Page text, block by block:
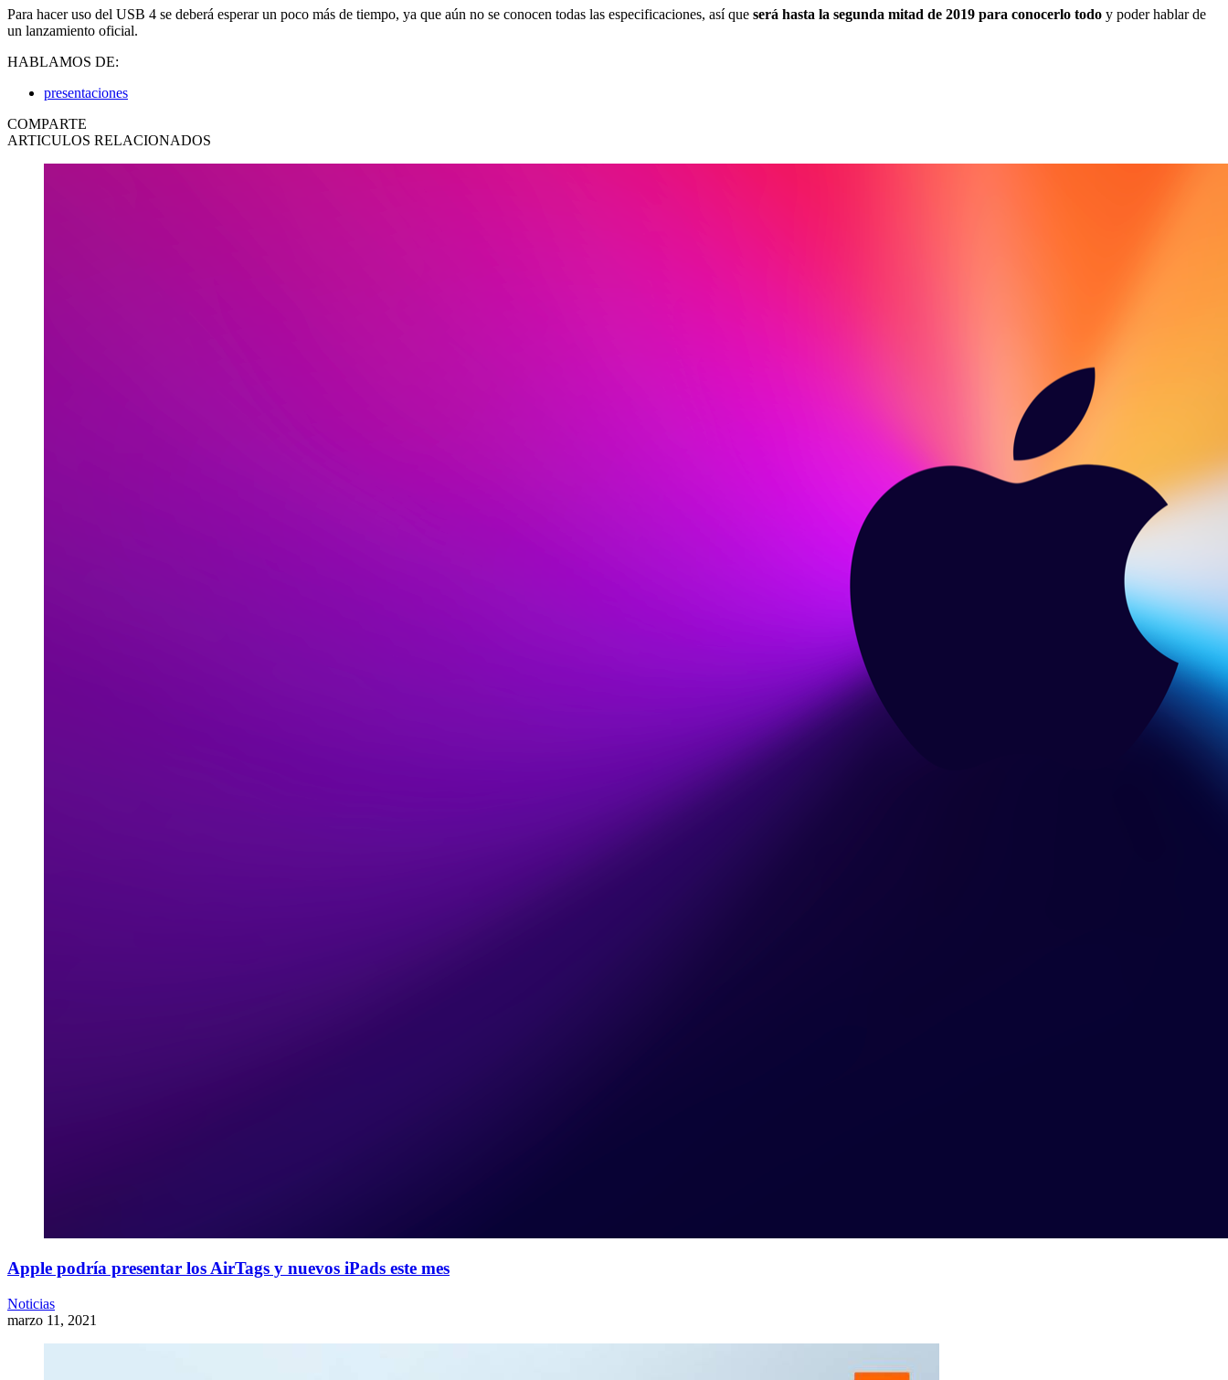
Para hacer uso del USB 4 se deberá esperar un poco más de tiempo, ya que aún no se conocen todas las especificaciones, así que será hasta la segunda mitad de 2019 para conocerlo todo y poder hablar de
un lanzamiento oficial.
HABLAMOS DE:
presentaciones
COMPARTE
ARTICULOS RELACIONADOS
Apple podría presentar los AirTags y nuevos iPads este mes
Noticias
marzo 11, 2021